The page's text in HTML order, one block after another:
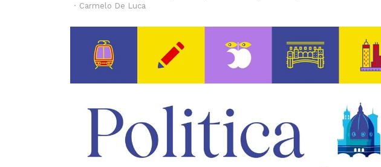
Author
Carmelo De Luca